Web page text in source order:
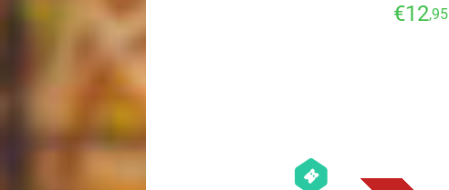
€12,95
hexagon
events